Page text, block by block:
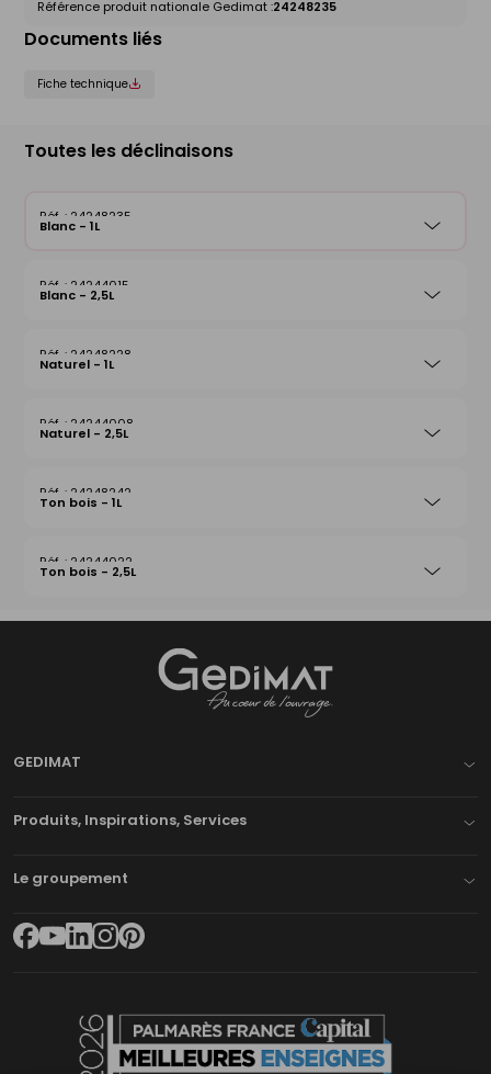
Référence produit nationale Gedimat :24248235
Documents liés
Fiche technique
Toutes les déclinaisons
24248235
Blanc - 1L
24244015
Blanc - 2,5L
24248228
Naturel - 1L
24244008
Naturel - 2,5L
24248242
Ton bois - 1L
24244022
Ton bois - 2,5L
GEDIMAT
Produits, Inspirations, Services
Le groupement